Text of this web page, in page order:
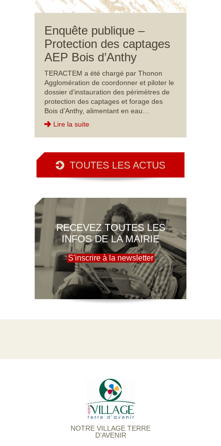
Enquête publique –
Protection des captages
AEP Bois d’Anthy
TERACTEM a été chargé par Thonon
Agglomération de coordonner et piloter le
dossier d’instauration des périmètres de
protection des captages et forage des
Bois d’Anthy, alimentant en eau…
Lire la suite
TOUTES LES ACTUS
RECEVEZ TOUTES LES
INFOS DE LA MAIRIE
S'inscrire à la newsletter
NOTRE VILLAGE TERRE
D’AVENIR